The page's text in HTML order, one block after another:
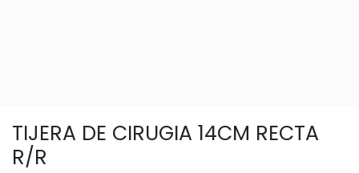
TIJERA DE CIRUGIA 14CM RECTA
R/R